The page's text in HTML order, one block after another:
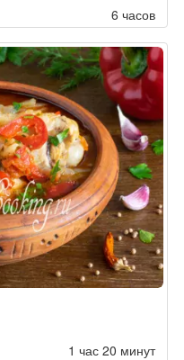
6 часов
1 час 20 минут